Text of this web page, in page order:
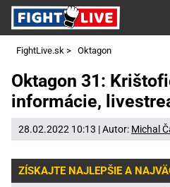
FightLive.sk > Oktagon
Oktagon 31:
informácie,
28.02.2022 10:13 | Autor: Michal
ZÍSKAJTE NAJLEPŠIE A